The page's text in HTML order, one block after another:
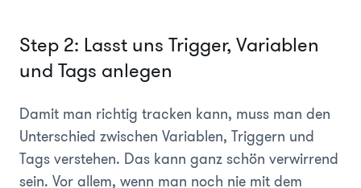
Step 2: Lasst uns Trigger, Variablen
und Tags anlegen
Damit man richtig tracken kann, muss man den
Unterschied zwischen Variablen, Triggern und
Tags verstehen. Das kann ganz schön verwirrend
sein. Vor allem, wenn man noch nie mit dem